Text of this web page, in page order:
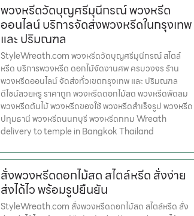
พวงหรีดวัดบุญศรีมุนีกรณ์ พวงหรีด
ออนไลน์ บริการจัดส่งพวงหรีดในกรุงเทพ
และ ปริมณฑล
StyleWreath.com พวงหรีดวัดบุญศรีมุนีกรณ์ สไตล์
หรีด บริการพวงหรีด ดอกไม้จัดงานศพ ครบวงจร ร้าน
พวงหรีดออนไลน์ จัดส่งทั่วเขตกรุงเทพ และ ปริมณฑล
ดีไซน์สวยหรู ราคาถูก พวงหรีดดอกไม้สด พวงหรีดพัดลม
พวงหรีดต้นไม้ พวงหรีดของใช้ พวงหรีดสำเร็จรูป พวงหรีด
ปทุมธานี พวงหรีดนนทบุรี พวงหรีดกทม Wreath
delivery to temple in Bangkok Thailand
สั่งพวงหรีดดอกไม้สด สไตล์หรีด สั่งง่าย
ส่งได้ไว พร้อมรูปยืนยัน
StyleWreath.com สั่งพวงหรีดดอกไม้สด สไตล์หรีด สั่ง